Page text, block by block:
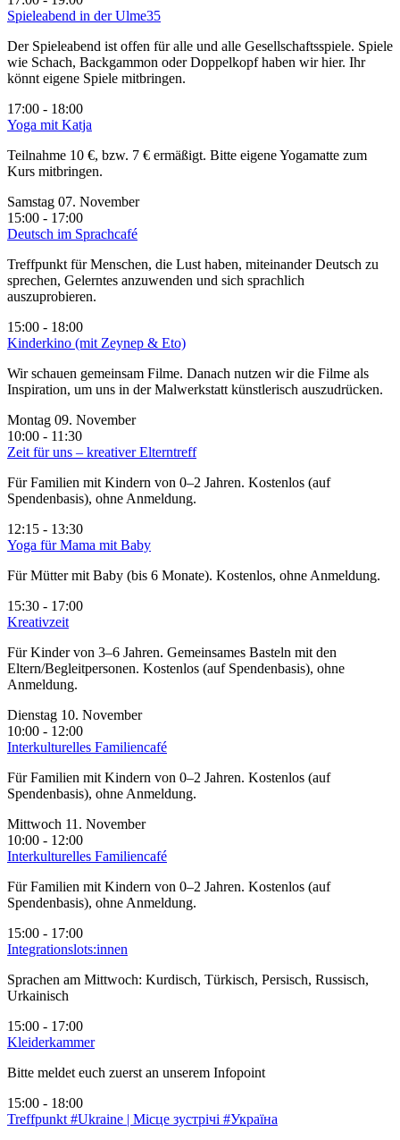
Spieleabend in der Ulme35
Der Spieleabend ist offen für alle und alle Gesellschaftsspiele. Spiele
wie Schach, Backgammon oder Doppelkopf haben wir hier. Ihr
könnt eigene Spiele mitbringen.
17:00 - 18:00
Yoga mit Katja
Teilnahme 10 €, bzw. 7 € ermäßigt. Bitte eigene Yogamatte zum
Kurs mitbringen.
Samstag 07. November
15:00 - 17:00
Deutsch im Sprachcafé
Treffpunkt für Menschen, die Lust haben, miteinander Deutsch zu
sprechen, Gelerntes anzuwenden und sich sprachlich
auszuprobieren.
15:00 - 18:00
Kinderkino (mit Zeynep & Eto)
Wir schauen gemeinsam Filme. Danach nutzen wir die Filme als
Inspiration, um uns in der Malwerkstatt künstlerisch auszudrücken.
Montag 09. November
10:00 - 11:30
Zeit für uns – kreativer Elterntreff
Für Familien mit Kindern von 0–2 Jahren. Kostenlos (auf
Spendenbasis), ohne Anmeldung.
12:15 - 13:30
Yoga für Mama mit Baby
Für Mütter mit Baby (bis 6 Monate). Kostenlos, ohne Anmeldung.
15:30 - 17:00
Kreativzeit
Für Kinder von 3–6 Jahren. Gemeinsames Basteln mit den
Eltern/Begleitpersonen. Kostenlos (auf Spendenbasis), ohne
Anmeldung.
Dienstag 10. November
10:00 - 12:00
Interkulturelles Familiencafé
Für Familien mit Kindern von 0–2 Jahren. Kostenlos (auf
Spendenbasis), ohne Anmeldung.
Mittwoch 11. November
10:00 - 12:00
Interkulturelles Familiencafé
Für Familien mit Kindern von 0–2 Jahren. Kostenlos (auf
Spendenbasis), ohne Anmeldung.
15:00 - 17:00
Integrationslots:innen
Sprachen am Mittwoch: Kurdisch, Türkisch, Persisch, Russisch,
Urkainisch
15:00 - 17:00
Kleiderkammer
Bitte meldet euch zuerst an unserem Infopoint
15:00 - 18:00
Treffpunkt #Ukraine | Місце зустрічі #Україна